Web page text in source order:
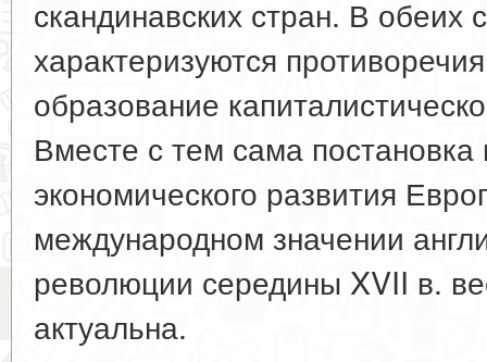
скандинавских стран. В обеих
характеризуются
образование
Вместе с тем сама
экономического развития
международном значении
революции середины XVII в.
актуальна.